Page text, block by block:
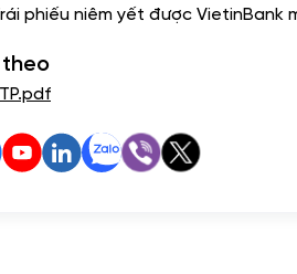
phiếu niêm yết được
theo